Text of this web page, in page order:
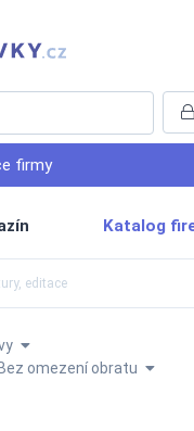
firmy
Katalog
editace
Bez omezení obratu